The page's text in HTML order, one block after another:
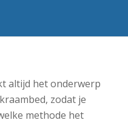
altijd het onderwerp
zodat je
methode het